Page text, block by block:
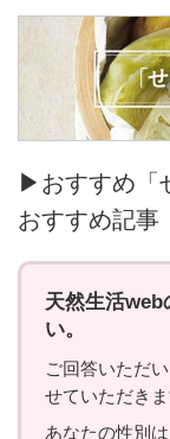
▶おすすめ「
おすすめ記事